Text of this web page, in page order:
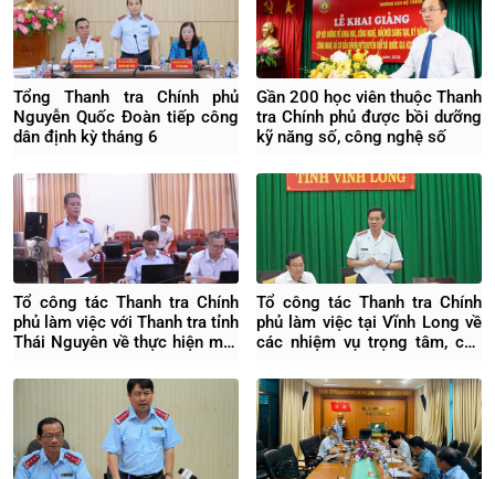
Tổng Thanh tra Chính phủ
Nguyễn Quốc Đoàn tiếp công
dân định kỳ tháng 6
Gần 200 học viên thuộc Thanh
tra Chính phủ được bồi dưỡng
kỹ năng số, công nghệ số
Tổ công tác Thanh tra Chính
phủ làm việc với Thanh tra tỉnh
Thái Nguyên về thực hiện một
bách
Tổ công tác Thanh tra Chính
phủ làm việc tại Vĩnh Long về
các nhiệm vụ trọng tâm, cấp